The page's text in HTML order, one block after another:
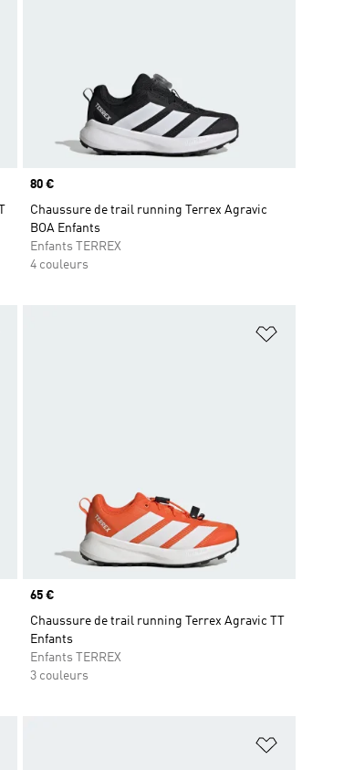
Prix
80 €
Chaussure de trail running Terrex Agravic
BOA Enfants
Enfants TERREX
4 couleurs
Prix
65 €
Chaussure de trail running Terrex Agravic TT
Enfants
Enfants TERREX
3 couleurs